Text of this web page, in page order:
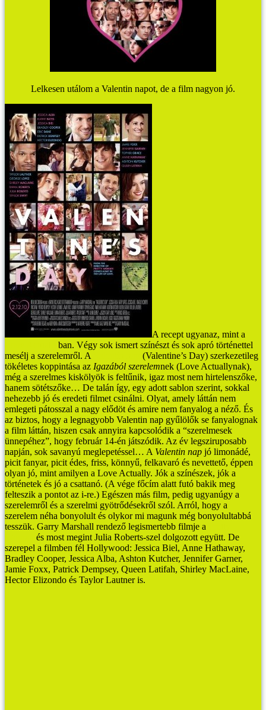
Lelkesen utálom a Valentin napot, de a film nagyon jó.
A recept ugyanaz, mint a
ban. Végy sok ismert színészt és sok apró történettel
mesélj a szerelemről. A
(Valentine’s Day) szerkezetileg
tökéletes koppintása az Igazából szerelemnek (Love Actuallynak),
még a szerelmes kiskölyök is feltűnik, igaz most nem hirtelenszőke,
hanem sötétszőke… De talán így, egy adott sablon szerint, sokkal
nehezebb jó és eredeti filmet csinálni. Olyat, amely láttán nem
emlegeti pátosszal a nagy elődöt és amire nem fanyalog a néző. És
az biztos, hogy a legnagyobb Valentin nap gyűlölők se fanyalognak
a film láttán, hiszen csak annyira kapcsolódik a “szerelmesek
ünnepéhez”, hogy február 14-én játszódik. Az év legsziruposabb
napján, sok savanyú meglepetéssel… A Valentin nap jó limonádé,
picit fanyar, picit édes, friss, könnyű, felkavaró és nevettető, éppen
olyan jó, mint amilyen a Love Actually. Jók a színészek, jók a
történetek és jó a csattanó. (A vége főcím alatt futó bakik meg
felteszik a pontot az i-re.) Egészen más film, pedig ugyanúgy a
szerelemről és a szerelmi gyötrődésekről szól. Arról, hogy a
szerelem néha bonyolult és olykor mi magunk még bonyolultabbá
tesszük. Garry Marshall rendező legismertebb filmje a
és most megint Julia Roberts-szel dolgozott együtt. De
szerepel a filmben fél Hollywood: Jessica Biel, Anne Hathaway,
Bradley Cooper, Jessica Alba, Ashton Kutcher, Jennifer Garner,
Jamie Foxx, Patrick Dempsey, Queen Latifah, Shirley MacLaine,
Hector Elizondo és Taylor Lautner is.